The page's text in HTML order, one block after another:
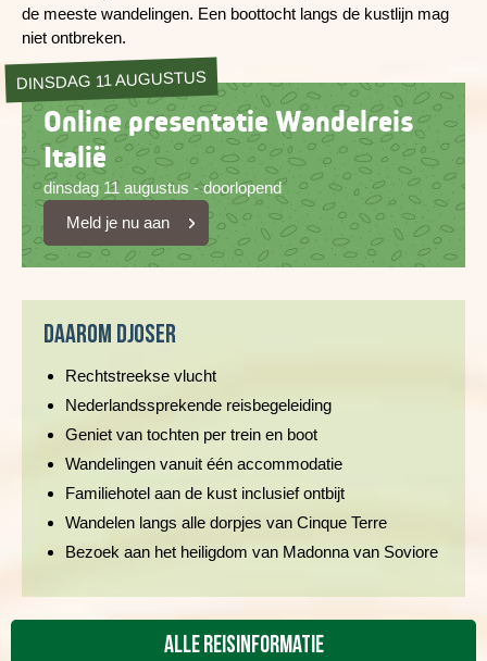
de meeste wandelingen. Een boottocht langs de kustlijn mag
niet ontbreken.
DINSDAG 11 AUGUSTUS
Online presentatie Wandelreis
Italië
dinsdag 11 augustus - doorlopend
Meld je nu aan
Daarom Djoser
Rechtstreekse vlucht
Nederlandssprekende reisbegeleiding
Geniet van tochten per trein en boot
Wandelingen vanuit één accommodatie
Familiehotel aan de kust inclusief ontbijt
Wandelen langs alle dorpjes van Cinque Terre
Bezoek aan het heiligdom van Madonna van Soviore
Alle reisinformatie